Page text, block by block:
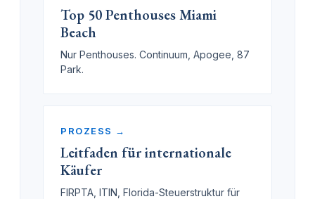
Top 50 Penthouses Miami
Beach
Nur Penthouses. Continuum, Apogee, 87
Park.
PROZESS →
Leitfaden für internationale
Käufer
FIRPTA, ITIN, Florida-Steuerstruktur für